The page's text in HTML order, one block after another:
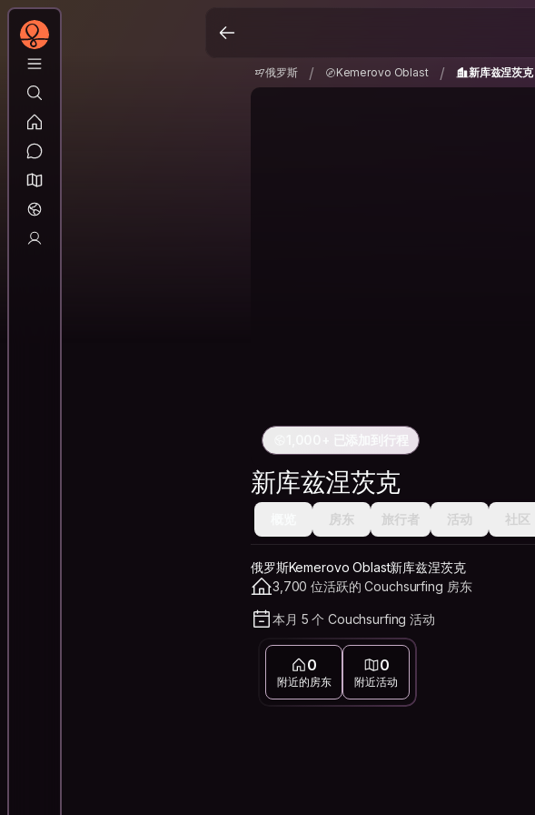
俄罗斯 / Kemerovo Oblast / 新库兹涅茨克
1,000+ 已添加到行程
新库兹涅茨克
房东 旅行者 活动 社区
俄罗斯Kemerovo Oblast新库兹涅茨克
3,700 位活跃的 Couchsurfing 房东
本月 5 个 Couchsurfing 活动
0
附近的房东
0
附近活动